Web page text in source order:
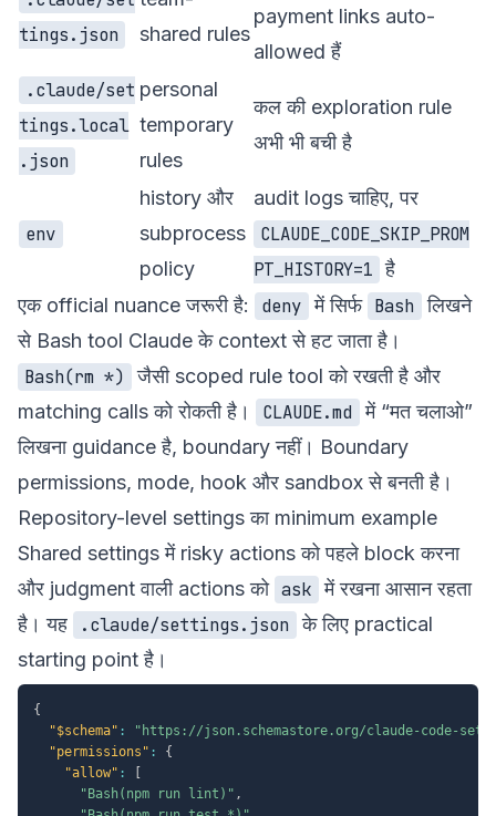
tings.json
shared rules
payment links auto-
allowed हैं
.claude/set
tings.local
.json
personal
temporary
rules
कल की exploration rule
अभी भी बची है
env
history और
subprocess
policy
audit logs चाहिए, पर
CLAUDE_CODE_SKIP_PROM
PT_HISTORY=1 है
एक official nuance जरूरी है:
deny में सिर्फ Bash लिखने
से Bash tool Claude के context से हट जाता है।
Bash(rm *) जैसी scoped rule tool को रखती है और
matching calls को रोकती है।
CLAUDE.md में “मत चलाओ”
लिखना guidance है, boundary नहीं। Boundary
permissions, mode, hook और sandbox से बनती है।
Repository-level settings का minimum example
Shared settings में risky actions को पहले block करना
और judgment वाली actions को ask में रखना आसान रहता
है। यह
.claude/settings.json के लिए practical
starting point है।
{
"$schema" :
"https://json.schemastore.org/claude-code-
"permissions" :
{
"allow" :
"Bash(npm run lint)" ,